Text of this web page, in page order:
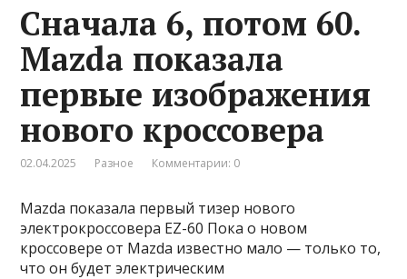
Сначала 6, потом 60.
Mazda показала
первые изображения
нового кроссовера
02.04.2025 Разное Комментарии: 0
Mazda показала первый тизер нового
электрокроссовера EZ-60 Пока о новом
кроссовере от Mazda известно мало — только то,
что он будет электрическим